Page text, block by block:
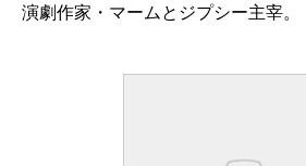
演劇作家・マームとジプシー主宰。